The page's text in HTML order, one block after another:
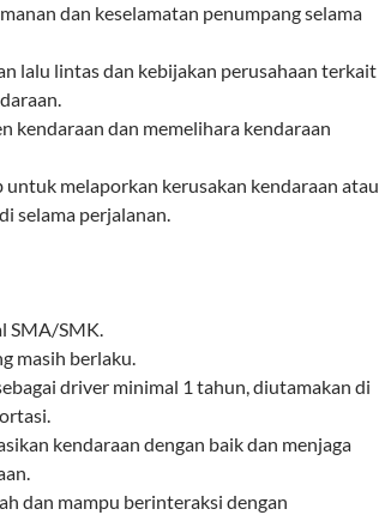
dan keselamatan penumpang selama
lalu lintas dan kebijakan perusahaan terkait
kendaraan dan memelihara kendaraan
untuk melaporkan kerusakan kendaraan atau
selama perjalanan.
SMA/SMK.
masih berlaku.
driver minimal 1 tahun, diutamakan di
kendaraan dengan baik dan menjaga
dan mampu berinteraksi dengan